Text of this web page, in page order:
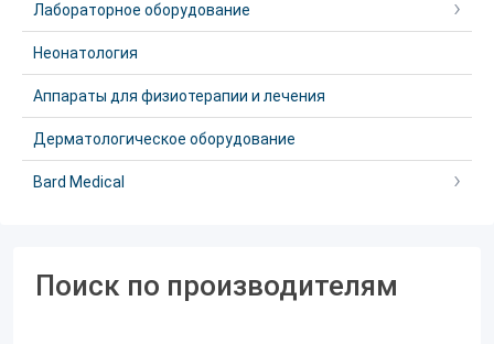
Лабораторное оборудование
Неонатология
Аппараты для физиотерапии и лечения
Дерматологическое оборудование
Bard Medical
Поиск по производителям